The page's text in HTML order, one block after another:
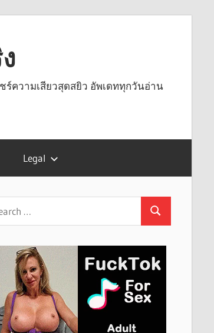
ร์ความเสียวสุดสยิว อัพเดททุกวันอ่าน
Legal